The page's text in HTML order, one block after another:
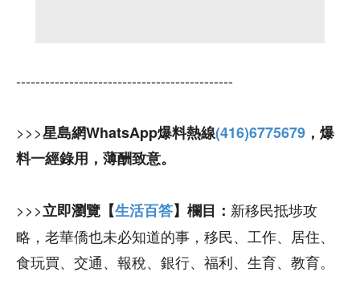
---------------------------------------------
>>>星島網WhatsApp爆料熱線(416)6775679 ，爆
料一經錄用，薄酬致意。
>>>立即瀏覽【生活百答】欄目： 新移民抵埗攻
略，老華僑也未必知道的事，移民、工作、居住、
食玩買、交通、報稅、銀行、福利、生育、教育。